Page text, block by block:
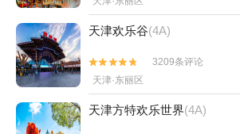
天津欢乐谷(4A)


3209条评论
天津·东丽区
天津方特欢乐世界(4A)